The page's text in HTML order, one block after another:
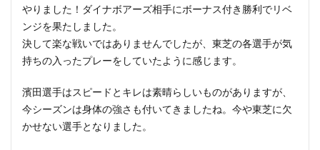
やりました！ダイナボアーズ相手にボーナス付き勝利でリベ
ンジを果たしました。
決して楽な戦いではありませんでしたが、東芝の各選手が気
持ちの入ったプレーをしていたように感じます。
濱田選手はスピードとキレは素晴らしいものがありますが、
今シーズンは身体の強さも付いてきましたね。今や東芝に欠
かせない選手となりました。